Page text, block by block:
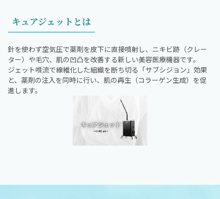
キュアジェットとは
針を使わず空気圧で薬剤を皮下に直接噴射し、ニキビ跡（クレー
ター）や毛穴、肌の凹凸を改善する新しい美容医療機器です。
ジェット噴流で線維化した組織を断ち切る「サブシジョン」効果
と、薬剤の注入を同時に行い、肌の再生（コラーゲン生成）を促
進します。